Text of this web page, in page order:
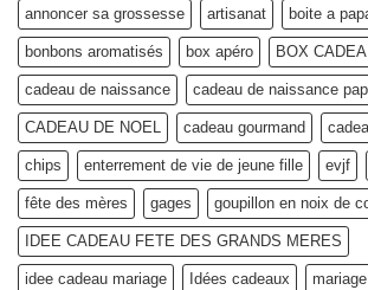
!elle
célébrée
le
14
février
?
annoncer sa grossesse artisanat boite a
bonbons aromatisés box apéro BOX
cadeau de naissance cadeau de naissance
CADEAU DE NOEL cadeau gourmand
chips enterrement de vie de jeune fille evjf
fête des mères gages goupillon en noix de
IDEE CADEAU FETE DES GRANDS MERES
idee cadeau mariage Idées cadeaux mariage